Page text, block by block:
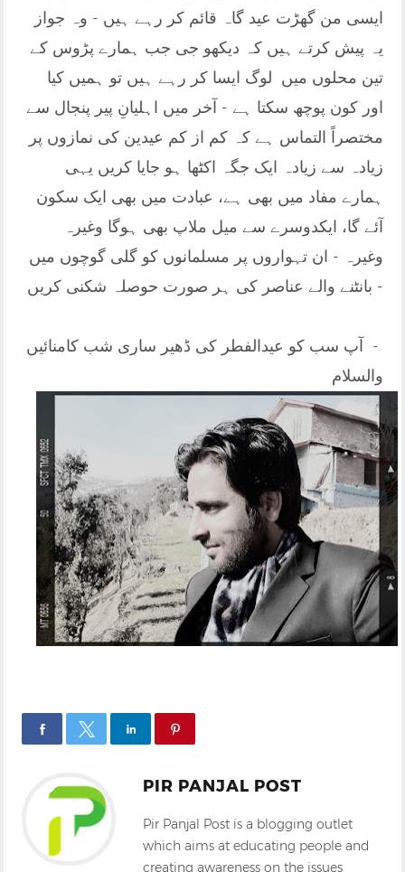
ایسی من گھڑت عید گاہ قائم کر رہے ہیں - وہ جواز
یہ پیش کرتے ہیں کہ دیکھو جی جب ہمارے پڑوس کے
تین محلوں میں لوگ ایسا کر رہے ہیں تو ہمیں کیا
اور کون پوچھ سکتا ہے - آخر میں اہلیانِ پیر پنجال سے
مختصراً التماس ہے کہ کم از کم عیدین کی نمازوں پر
زیادہ سے زیادہ ایک جگہ اکٹھا ہو جایا کریں یہی
ہمارے مفاد میں بھی ہے، عبادت میں بھی ایک سکون
آئے گا، ایکدوسرے سے میل ملاپ بھی ہوگا وغیرہ
وغیرہ - ان تہواروں پر مسلمانوں کو گلی گوچوں میں
بانٹنے والے عناصر کی ہر صورت حوصلہ شکنی کریں -
آپ سب کو عیدالفطر کی ڈھیر ساری شب کامنائیں -
والسلام
PIR PANJAL POST
Pir Panjal Post is a blogging outlet
which aims at educating people and
creating awareness on the issues